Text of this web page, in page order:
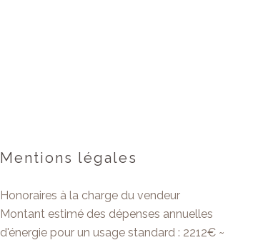
Mentions légales
Honoraires à la charge du vendeur
Montant estimé des dépenses annuelles
d'énergie pour un usage standard : 2212€ ~